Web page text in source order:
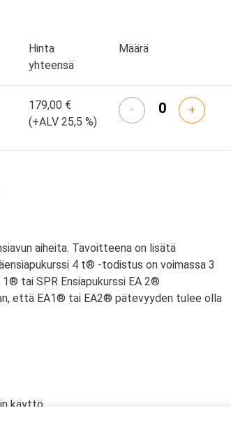
Hinta
yhteensä
Määrä
179,00 €
(+ALV 25,5 %)
- +
aiheita. Tavoitteena on lisätä
4 t® -todistus on voimassa 3
tai SPR Ensiapukurssi EA 2®
että EA1® tai EA2® pätevyyden tulee olla
käyttö